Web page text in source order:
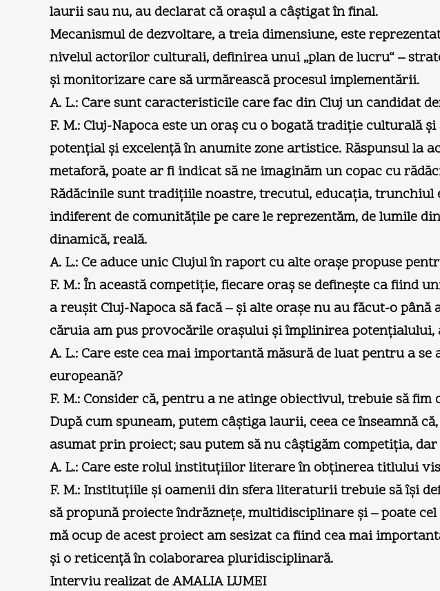
laurii sau nu, au declarat că oraşul a câştigat în final.
Mecanismul de dezvoltare, a treia dimensiune, este
nivelul actorilor culturali, definirea unui „plan de lucru“ –
şi monitorizare care să urmărească procesul implementării.
A. L.: Care sunt caracteristicile care fac din Cluj un candidat
F. M.: Cluj-Napoca este un oraş cu o bogată tradiţie culturală
potenţial şi excelenţă în anumite zone artistice. Răspunsul la
metaforă, poate ar fi indicat să ne imaginăm un copac cu
Rădăcinile sunt tradiţiile noastre, trecutul, educaţia, trunchiul
indiferent de comunităţile pe care le reprezentăm, de lumile
dinamică, reală.
A. L.: Ce aduce unic Clujul în raport cu alte oraşe propuse
F. M.: În această competiţie, fiecare oraş se defineşte ca fiind
a reuşit Cluj-Napoca să facă – şi alte oraşe nu au făcut-o
căruia am pus provocările oraşului şi împlinirea
A. L.: Care este cea mai importantă măsură de luat pentru a
europeană?
F. M.: Consider că, pentru a ne atinge obiectivul, trebuie să
După cum spuneam, putem câştiga laurii, ceea ce înseamnă
asumat prin proiect; sau putem să nu câştigăm competiţia,
A. L.: Care este rolul instituţiilor literare în obţinerea titlului
F. M.: Instituţiile şi oamenii din sfera literaturii trebuie să îşi
să propună proiecte îndrăzneţe, multidisciplinare şi – poate
mă ocup de acest proiect am sesizat ca fiind cea mai
şi o reticenţă în colaborarea pluridisciplinară.
Interviu realizat de AMALIA LUMEI